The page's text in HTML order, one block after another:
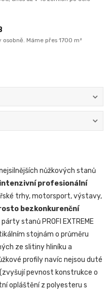
Máme přes 1700 m²
nůžkových stanů
profesionální
trhy, motorsport, výstavy,
bezkonkurenční
stanů PROFI EXTREME
stojnám o průměru
ze slitiny hliníku a
profily navíc nejsou duté
pevnost konstrukce o
opláštění z polyesteru s